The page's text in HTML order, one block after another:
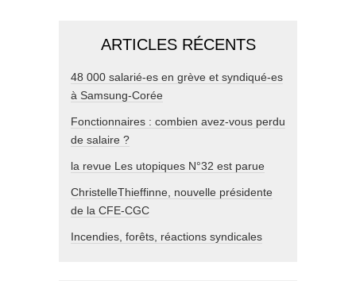
ARTICLES RÉCENTS
48 000 salarié-es en grève et syndiqué-es
à Samsung-Corée
Fonctionnaires : combien avez-vous perdu
de salaire ?
la revue Les utopiques N°32 est parue
ChristelleThieffinne, nouvelle présidente
de la CFE-CGC
Incendies, forêts, réactions syndicales